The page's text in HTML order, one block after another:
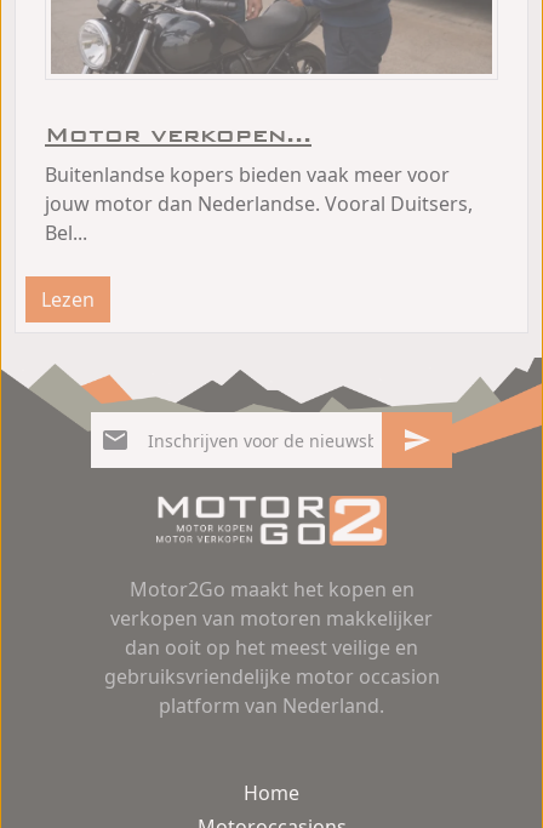
Motor verkopen...
Buitenlandse kopers bieden vaak meer voor
jouw motor dan Nederlandse. Vooral Duitsers,
Bel...
Lezen
Motor2Go maakt het kopen en
verkopen van motoren makkelijker
dan ooit op het meest veilige en
gebruiksvriendelijke motor occasion
platform van Nederland.
Home